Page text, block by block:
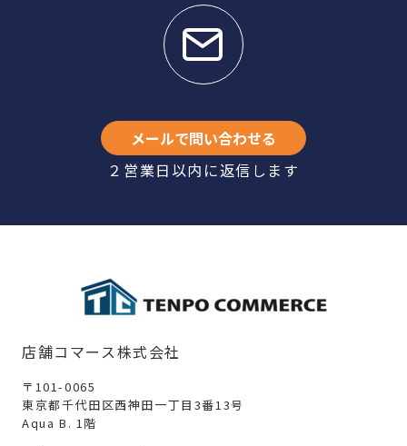
メールで問い合わせる
２営業日以内に返信します
店舗コマース株式会社
〒101-0065
東京都千代田区西神田一丁目3番13号
Aqua B. 1階